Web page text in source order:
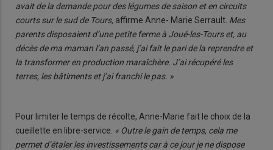
avait de la demande pour des légumes de saison et en circuits
courts sur le sud de Tours, affirme Anne- Marie Serrault. Mes
parents disposaient d’une petite ferme à Joué-les-Tours et, au
décès de ma maman l’an passé, j’ai fait le pari de la reprendre et
la transformer en production maraîchère. J’ai récupéré les
terres, les bâtiments et j’ai franchi le pas. »
Pour limiter le temps de récolte, Anne-Marie fait le choix de la
cueillette en libre-service. « Outre le gain de temps, cela me
permet d’étaler les investissements car à ce jour je ne dispose